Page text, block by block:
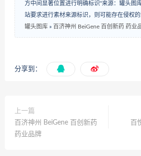
方中间显著位置进行明确标识“来源：罐头图
站要求进行素材来源标识，则可能存在侵权的
罐头图库 » 百济神州 BeiGene 百创新药 药业
分享到：
上一篇
百济神州 BeiGene 百创新药
药业品牌
百